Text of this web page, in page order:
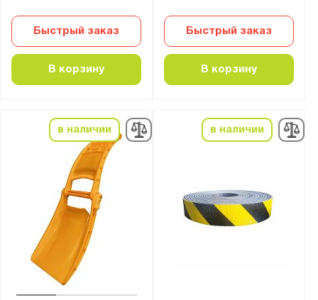
Быстрый заказ
В корзину
Быстрый заказ
В корзину
в наличии в наличии
Производитель:
Бренд:
Практик
Серия:
LS
MAGNA